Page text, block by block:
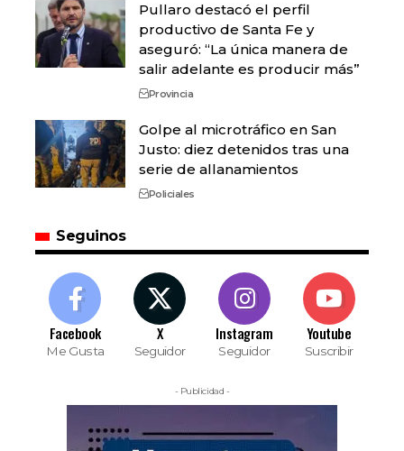
Pullaro destacó el perfil
productivo de Santa Fe y
aseguró: “La única manera de
salir adelante es producir más”
Provincia
Golpe al microtráfico en San
Justo: diez detenidos tras una
serie de allanamientos
Policiales
Seguinos
Facebook
Me Gusta
X
Seguidor
Instagram
Seguidor
Youtube
Suscribir
- Publicidad -